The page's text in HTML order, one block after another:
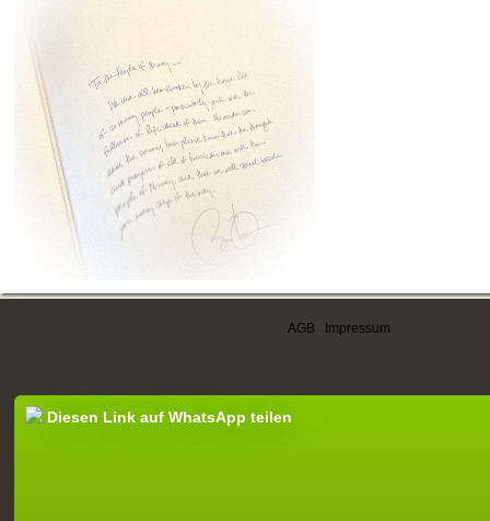
AGB Impressum
Diesen Link auf WhatsApp teilen